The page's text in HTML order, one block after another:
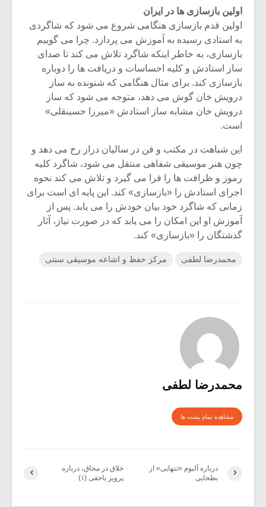
اولین بازسازی ها در ایران
اولین قدم بازسازی هنگامی شروع می شود که شاگردی
به استادی رسیده به آموزش می پردازد. چرا می گوییم
بازسازی، به خاطر اینکه شاگرد تلاش می کند تا صدای
ساز استادش و کلیه احساسات و دریافت ها را دوباره
بازسازی کند. برای مثال هنگامی که شنونده به ساز
درویش خان گوش می دهد، متوجه می شود که ساز
درویش خان مشابه ساز استادش «میرزا حسینقلی»
است.
این شباهت در مکتب و فن در سالیان دراز رخ می دهد و
چون هنر موسیقی شفاهی منتقل می شود، شاگرد کلیه
رموز و ظرافت ها را فرا می گیرد و تلاش می کند نحوه
اجرای استادش را «بازسازی» کند. این پایه ای است برای
زمانی که شاگرد خود بیان خودش را می یابد. پس از
آموزش او این امکان را می یابد که در صورت نیاز، آثار
گذشتگان را «بازسازی» کند.
محمدرضا لطفی مرکز حفظ و اشاعه موسیقی سنتی
محمدرضا لطفی
مشاهده تمام پست ها
خلاق در محاق، درباره
پرویز یاحقی (۱)
درباره آلبوم «تنهایی» از
بطحایی
اگر نمی توانی
مشهورترین باشی،
بدنام ترین باش